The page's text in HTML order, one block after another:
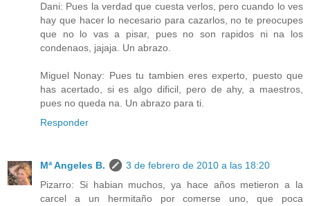
Dani: Pues la verdad que cuesta verlos, pero cuando lo ves
hay que hacer lo necesario para cazarlos, no te preocupes
que no lo vas a pisar, pues no son rapidos ni na los
condenaos, jajaja. Un abrazo.
Miguel Nonay: Pues tu tambien eres experto, puesto que
has acertado, si es algo dificil, pero de ahy, a maestros,
pues no queda na. Un abrazo para ti.
Responder
Mª Angeles B.
3 de febrero de 2010 a las 18:20
Pizarro: Si habian muchos, ya hace años metieron a la
carcel a un hermitaño por comerse uno, que poca